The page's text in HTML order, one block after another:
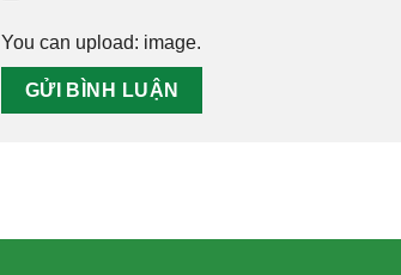
You can upload: image.